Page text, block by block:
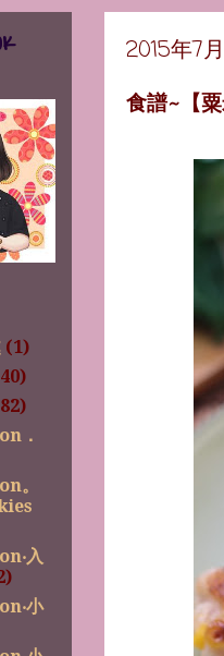
2015年7
食譜~【粟
(1)
．
。
入
小